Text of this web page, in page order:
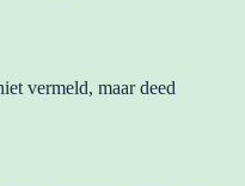
vermeld, maar deed